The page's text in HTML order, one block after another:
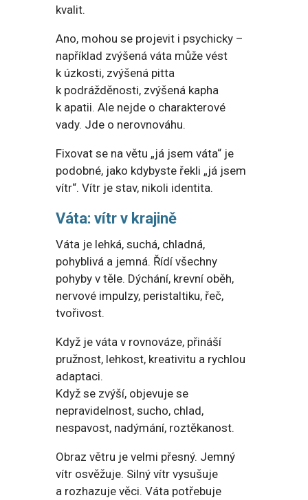
kvalit.
Ano, mohou se projevit i psychicky –
například zvýšená váta může vést
k úzkosti, zvýšená pitta
k podrážděnosti, zvýšená kapha
k apatii. Ale nejde o charakterové
vady. Jde o nerovnováhu.
Fixovat se na větu „já jsem váta“ je
podobné, jako kdybyste řekli „já jsem
vítr“. Vítr je stav, nikoli identita.
Váta: vítr v krajině
Váta je lehká, suchá, chladná,
pohyblivá a jemná. Řídí všechny
pohyby v těle. Dýchání, krevní oběh,
nervové impulzy, peristaltiku, řeč,
tvořivost.
Když je váta v rovnováze, přináší
pružnost, lehkost, kreativitu a rychlou
adaptaci.
Když se zvýší, objevuje se
nepravidelnost, sucho, chlad,
nespavost, nadýmání, roztěkanost.
Obraz větru je velmi přesný. Jemný
vítr osvěžuje. Silný vítr vysušuje
a rozhazuje věci. Váta potřebuje